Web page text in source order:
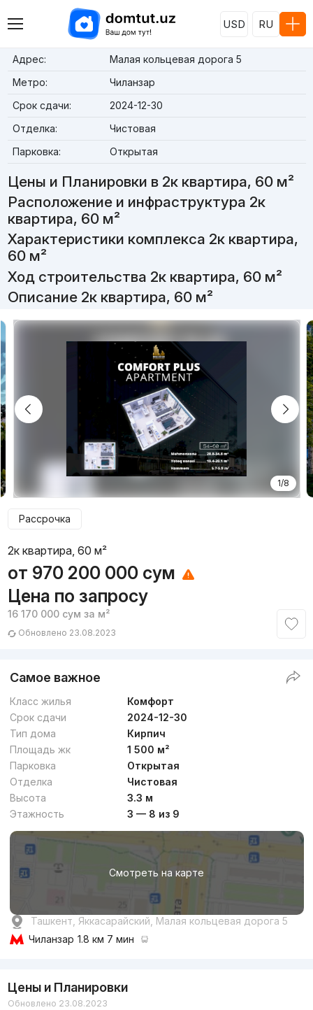
USD RU
Адрес:
Малая кольцевая дорога 5
Метро:
Чиланзар
Срок сдачи:
2024-12-30
Отделка:
Чистовая
Парковка:
Открытая
Цены и Планировки в 2к квартира, 60 м²
Расположение и инфраструктура 2к
квартира, 60 м²
Характеристики комплекса 2к квартира,
60 м²
Ход строительства 2к квартира, 60 м²
Описание 2к квартира, 60 м²
1/8
Рассрочка
2к квартира, 60 м²
от 970 200 000 сум
Цена по запросу
16 170 000 сум за м²
Обновлено 23.08.2023
Самое важное
Класс жилья
Комфорт
Срок сдачи
2024-12-30
Тип дома
Кирпич
Площадь жк
1 500 м²
Парковка
Открытая
Отделка
Чистовая
Высота
3.3 м
Этажность
3 — 8 из 9
Смотреть на карте
Ташкент, Яккасарайский, Малая кольцевая дорога 5
Чиланзар 1.8 км 7 мин
Цены и Планировки
Обновлено 23.08.2023